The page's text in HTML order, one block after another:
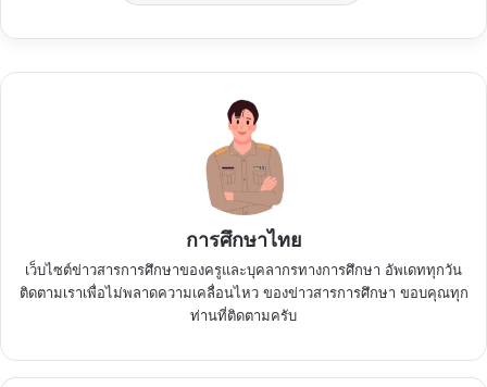
การศึกษาไทย
เว็บไซต์ข่าวสารการศึกษาของครูและบุคลากรทางการศึกษา อัพเดททุกวัน
ติดตามเราเพื่อไม่พลาดความเคลื่อนไหว ของข่าวสารการศึกษา ขอบคุณทุก
ท่านที่ติดตามครับ